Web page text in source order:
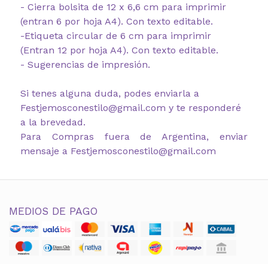
- Cierra bolsita de 12 x 6,6 cm para imprimir
(entran 6 por hoja A4). Con texto editable.
-Etiqueta circular de 6 cm para imprimir
(Entran 12 por hoja A4). Con texto editable.
- Sugerencias de impresión.
Si tenes alguna duda, podes enviarla a
Festjemosconestilo@gmail.com y te responderé
a la brevedad.
Para Compras fuera de Argentina, enviar
mensaje a Festjemosconestilo@gmail.com
MEDIOS DE PAGO